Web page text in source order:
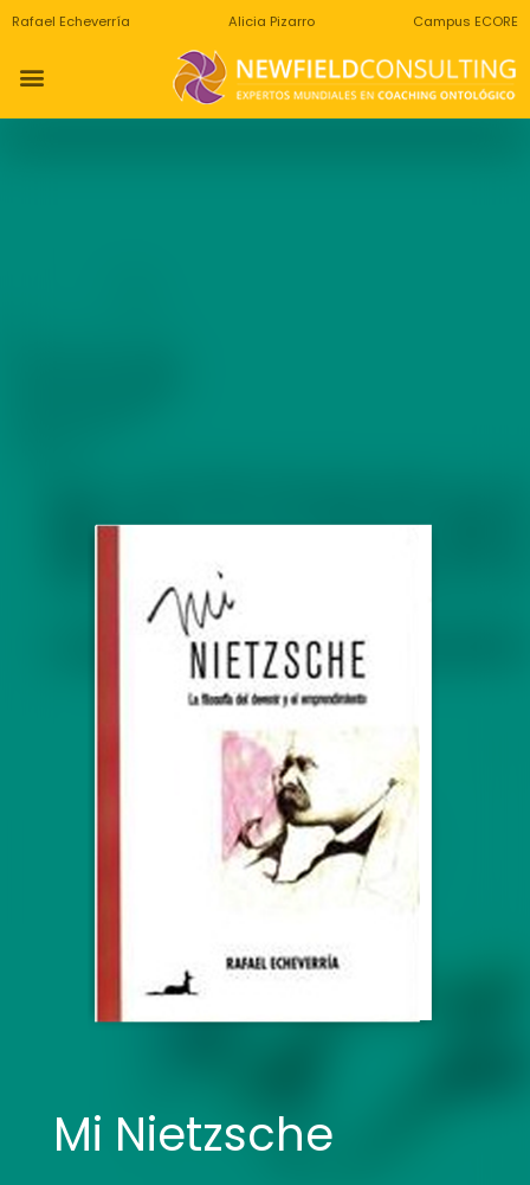
Rafael Echeverría Alicia Pizarro Campus ECORE
Mi Nietzsche